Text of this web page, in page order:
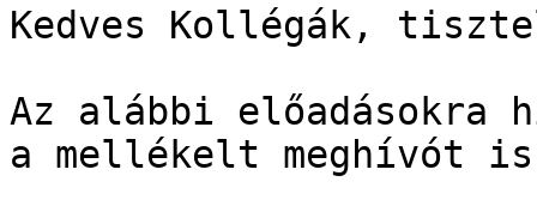
Kedves Kollégák,
Az alábbi előadásokra
a mellékelt meghívót